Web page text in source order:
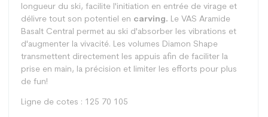
longueur du ski, facilite l'initiation en entrée de virage et
délivre tout son potentiel en carving. Le VAS Aramide
Basalt Central permet au ski d'absorber les vibrations et
d'augmenter la vivacité. Les volumes Diamon Shape
transmettent directement les appuis afin de faciliter la
prise en main, la précision et limiter les efforts pour plus
de fun!
Ligne de cotes : 125 70 105